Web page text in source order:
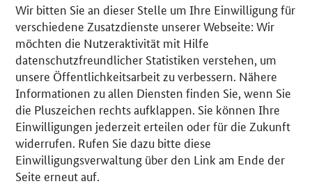
Wir bitten Sie an dieser Stelle um Ihre Einwilligung für
verschiedene Zusatzdienste unserer Webseite: Wir
möchten die Nutzeraktivität mit Hilfe
datenschutzfreundlicher Statistiken verstehen, um
unsere Öffentlichkeitsarbeit zu verbessern. Nähere
Informationen zu allen Diensten finden Sie, wenn Sie
die Pluszeichen rechts aufklappen. Sie können Ihre
Einwilligungen jederzeit erteilen oder für die Zukunft
widerrufen. Rufen Sie dazu bitte diese
Einwilligungsverwaltung über den Link am Ende der
Seite erneut auf.